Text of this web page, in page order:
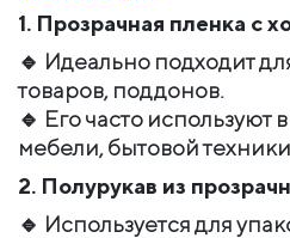
1. Прозрачная пленка с
🔹 Идеально подходит
товаров, поддонов.
🔹 Его часто используют
мебели, бытовой
2. Полурукав из
🔹 Используется для